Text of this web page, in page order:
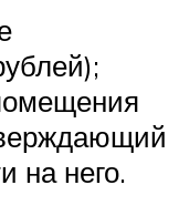
на него.